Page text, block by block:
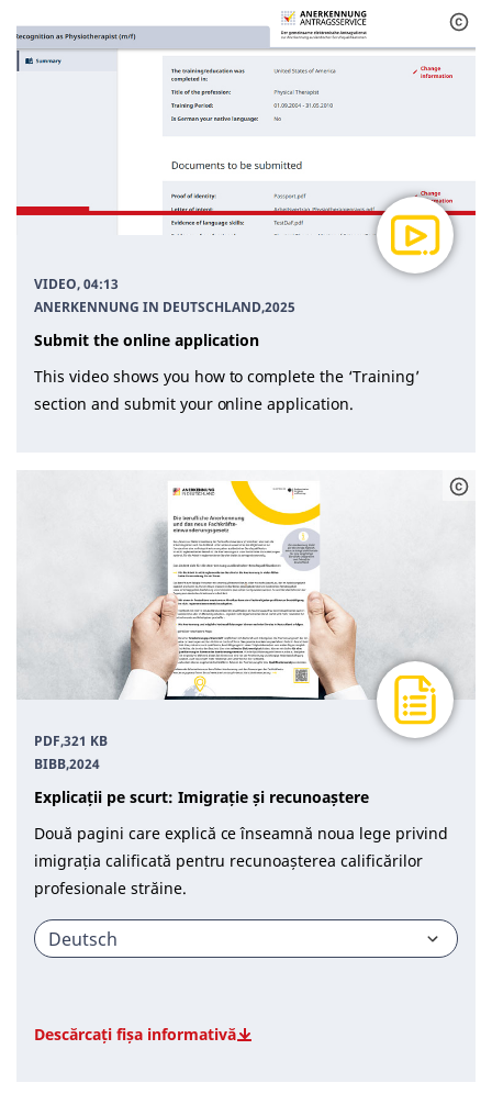
VIDEO, 04:13
ANERKENNUNG IN DEUTSCHLAND,2025
Submit the online application
This video shows you how to complete the ‘Training’
section and submit your online application.
PDF,321 KB
BIBB,2024
Explicații pe scurt: Imigrație și recunoaștere
Două pagini care explică ce înseamnă noua lege privind
imigrația calificată pentru recunoașterea calificărilor
profesionale străine.
Descărcați fișa informativă